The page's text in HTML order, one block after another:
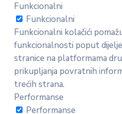
Funkcionalni
Funkcionalni
Funkcionalni kolačići
funkcionalnosti poput
stranice na platformama
prikupljanja povratnih
trećih strana.
Performanse
Performanse